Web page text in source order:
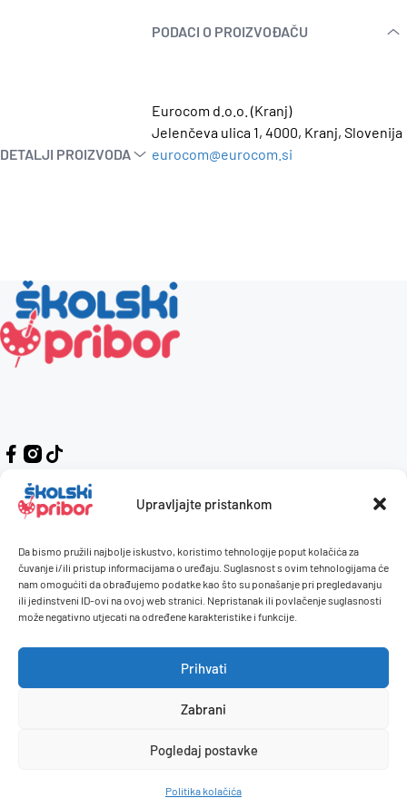
Upravljajte pristankom
Da bismo pružili najbolje iskustvo, koristimo tehnologije poput kolačića za
čuvanje i/ili pristup informacijama o uređaju. Suglasnost s ovim tehnologijama će
nam omogućiti da obrađujemo podatke kao što su ponašanje pri pregledavanju
ili jedinstveni ID-ovi na ovoj web stranici. Nepristanak ili povlačenje suglasnosti
može negativno utjecati na određene karakteristike i funkcije.
Prihvati
Zabrani
Pogledaj postavke
Politika kolačića
DETALJI PROIZVODA
PODACI O PROIZVOĐAČU
Eurocom d.o.o. (Kranj)
Jelenčeva ulica 1, 4000, Kranj, Slovenija
eurocom@eurocom.si
Kontakt
O nama
Naručivanje i plaćanje
Uvjeti korištenja
Pravilnik giveaway
Politika privatnosti
Povrati / reklamacije